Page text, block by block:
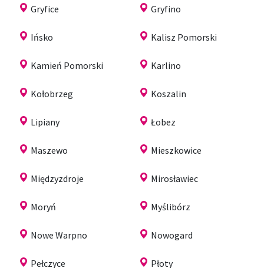
Gryfice Gryfino
Ińsko Kalisz Pomorski
Kamień Pomorski Karlino
Kołobrzeg Koszalin
Lipiany Łobez
Maszewo Mieszkowice
Międzyzdroje Mirosławiec
Moryń Myślibórz
Nowe Warpno Nowogard
Pełczyce Płoty